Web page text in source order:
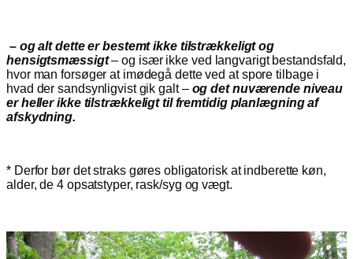
– og alt dette er bestemt ikke tilstrækkeligt og
hensigtsmæssigt– og især ikke ved langvarigt bestandsfald,
hvor man forsøger at imødegå dette ved at spore tilbage i
hvad der sandsynligvist gik galt – og det nuværende niveau
er heller ikke tilstrækkeligt til fremtidig planlægning af
afskydning.
* Derfor bør det straks gøres obligatorisk at indberette køn,
alder, de 4 opsatstyper, rask/syg og vægt.